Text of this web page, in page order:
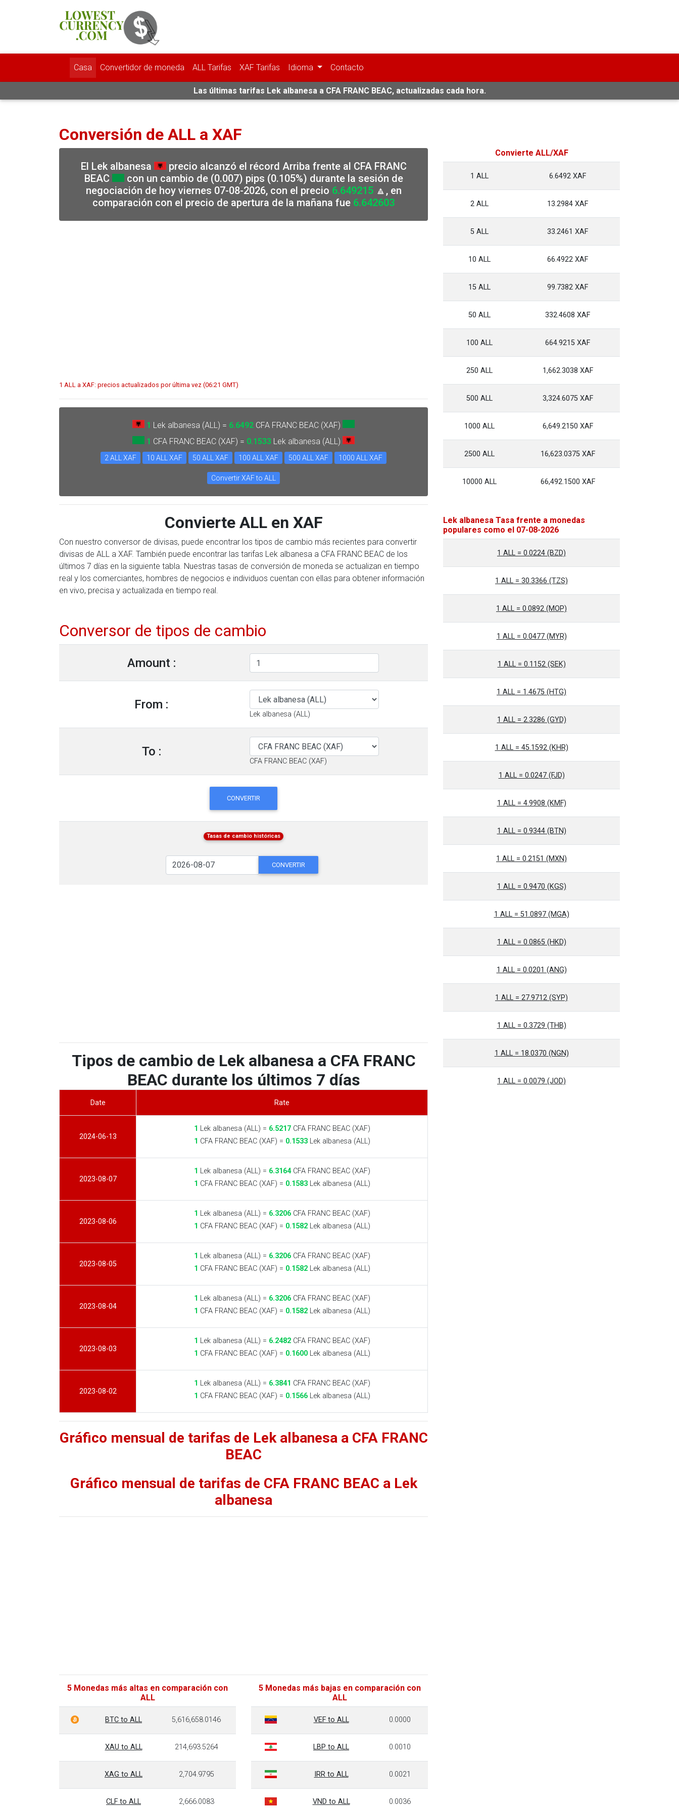
Casa Convertidor de moneda ALL Tarifas XAF Tarifas Idioma Contacto
Las últimas tarifas Lek albanesa a CFA FRANC BEAC, actualizadas cada hora.
Conversión de ALL a XAF
El Lek albanesa
precio alcanzó el récord Arriba frente al CFA FRANC
BEAC
con un cambio de (0.007) pips (0.105%) durante la sesión de
negociación de hoy viernes 07-08-2026, con el precio 6.649215🔼, en
comparación con el precio de apertura de la mañana fue 6.642603
1 ALL a XAF: precios actualizados por última vez (06:21 GMT)
1 Lek albanesa (ALL) = 6.6492 CFA FRANC BEAC (XAF)
1 CFA FRANC BEAC (XAF) = 0.1533 Lek albanesa (ALL)
2 ALL XAF 10 ALL XAF 50 ALL XAF 100 ALL XAF 500 ALL XAF 1000 ALL XAF
Convertir XAF to ALL
Convierte ALL en XAF
Con nuestro conversor de divisas, puede encontrar los tipos de cambio más recientes para convertir
divisas de ALL a XAF. También puede encontrar las tarifas Lek albanesa a CFA FRANC BEAC de los
últimos 7 días en la siguiente tabla. Nuestras tasas de conversión de moneda se actualizan en tiempo
real y los comerciantes, hombres de negocios e individuos cuentan con ellas para obtener información
en vivo, precisa y actualizada en tiempo real.
Conversor de tipos de cambio
Amount :
From :
Lek albanesa (ALL)
To :
CFA FRANC BEAC (XAF)
CONVERTIR
Tasas de cambio históricas
CONVERTIR
Tipos de cambio de Lek albanesa a CFA FRANC
BEAC durante los últimos 7 días
Date Rate
2024-06-13
1 Lek albanesa (ALL) = 6.5217CFA FRANC BEAC (XAF)
1 CFA FRANC BEAC (XAF) = 0.1533Lek albanesa (ALL)
2023-08-07
1 Lek albanesa (ALL) = 6.3164CFA FRANC BEAC (XAF)
1 CFA FRANC BEAC (XAF) = 0.1583Lek albanesa (ALL)
2023-08-06
1 Lek albanesa (ALL) = 6.3206CFA FRANC BEAC (XAF)
1 CFA FRANC BEAC (XAF) = 0.1582Lek albanesa (ALL)
2023-08-05
1 Lek albanesa (ALL) = 6.3206CFA FRANC BEAC (XAF)
1 CFA FRANC BEAC (XAF) = 0.1582Lek albanesa (ALL)
2023-08-04
1 Lek albanesa (ALL) = 6.3206CFA FRANC BEAC (XAF)
1 CFA FRANC BEAC (XAF) = 0.1582Lek albanesa (ALL)
2023-08-03
1 Lek albanesa (ALL) = 6.2482CFA FRANC BEAC (XAF)
1 CFA FRANC BEAC (XAF) = 0.1600Lek albanesa (ALL)
2023-08-02
1 Lek albanesa (ALL) = 6.3841 CFA FRANC BEAC (XAF)
1 CFA FRANC BEAC (XAF) = 0.1566Lek albanesa (ALL)
Gráfico mensual de tarifas de Lek albanesa a CFA FRANC
BEAC
Gráfico mensual de tarifas de CFA FRANC BEAC a Lek
albanesa
5 Monedas más altas en comparación con
ALL
BTC to ALL 5,616,658.0146
XAU to ALL 214,693.5264
XAG to ALL 2,704.9795
CLF to ALL 2,666.0083
5 Monedas más bajas en comparación con
ALL
VEF to ALL 0.0000
LBP to ALL 0.0010
IRR to ALL 0.0021
VND to ALL 0.0036
Convierte ALL/XAF
1 ALL 6.6492 XAF
2 ALL 13.2984 XAF
5 ALL 33.2461 XAF
10 ALL 66.4922 XAF
15 ALL 99.7382 XAF
50 ALL 332.4608 XAF
100 ALL 664.9215 XAF
250 ALL 1,662.3038 XAF
500 ALL 3,324.6075 XAF
1000 ALL 6,649.2150 XAF
2500 ALL 16,623.0375 XAF
10000 ALL 66,492.1500 XAF
Lek albanesa Tasa frente a monedas
populares como el 07-08-2026
1 ALL = 0.0224 (BZD)
1 ALL = 30.3366 (TZS)
1 ALL = 0.0892 (MOP)
1 ALL = 0.0477 (MYR)
1 ALL = 0.1152 (SEK)
1 ALL = 1.4675 (HTG)
1 ALL = 2.3286 (GYD)
1 ALL = 45.1592 (KHR)
1 ALL = 0.0247 (FJD)
1 ALL = 4.9908 (KMF)
1 ALL = 0.9344 (BTN)
1 ALL = 0.2151 (MXN)
1 ALL = 0.9470 (KGS)
1 ALL = 51.0897 (MGA)
1 ALL = 0.0865 (HKD)
1 ALL = 0.0201 (ANG)
1 ALL = 27.9712 (SYP)
1 ALL = 0.3729 (THB)
1 ALL = 18.0370 (NGN)
1 ALL = 0.0079 (JOD)